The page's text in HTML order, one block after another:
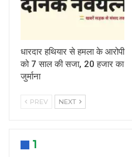
धारदार हथियार से हमला के आरोपी
को 7 साल की सजा, 20 हजार का
जुर्माना
PREV NEXT
1